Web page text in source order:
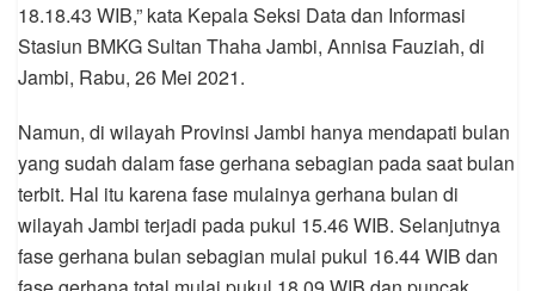
18.18.43 WIB,” kata Kepala Seksi Data dan Informasi
Stasiun BMKG Sultan Thaha Jambi, Annisa Fauziah, di
Jambi, Rabu, 26 Mei 2021.
Namun, di wilayah Provinsi Jambi hanya mendapati bulan
yang sudah dalam fase gerhana sebagian pada saat bulan
terbit. Hal itu karena fase mulainya gerhana bulan di
wilayah Jambi terjadi pada pukul 15.46 WIB. Selanjutnya
fase gerhana bulan sebagian mulai pukul 16.44 WIB dan